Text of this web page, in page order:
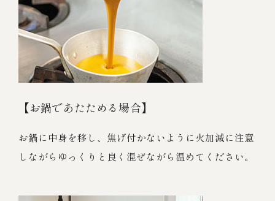
【お鍋であたためる場合】
お鍋に中身を移し、焦げ付かないように火加減に注意
しながらゆっくりと良く混ぜながら温めてください。